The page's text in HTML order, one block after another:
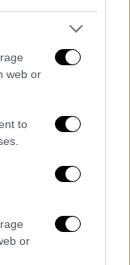
web or
to
or
- Αμηχανία